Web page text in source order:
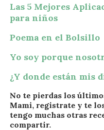
Las 5 Mejores
para niños
Poema en el Bolsillo
Yo soy porque
¿Y donde están mis
No te pierdas los
Mami, registrate y te
tengo muchas otras
compartir.